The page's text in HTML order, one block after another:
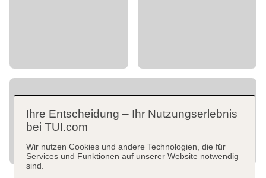
Ihre Entscheidung – Ihr Nutzungserlebnis
bei TUI.com
Wir nutzen Cookies und andere Technologien, die für
Services und Funktionen auf unserer Website notwendig
sind.